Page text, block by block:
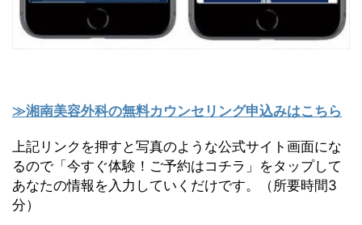
≫湘南美容外科の無料カウンセリング申込みはこちら
上記リンクを押すと写真のような公式サイト画面にな
るので「今すぐ体験！ご予約はコチラ」をタップして
あなたの情報を入力していくだけです。（所要時間3
分）